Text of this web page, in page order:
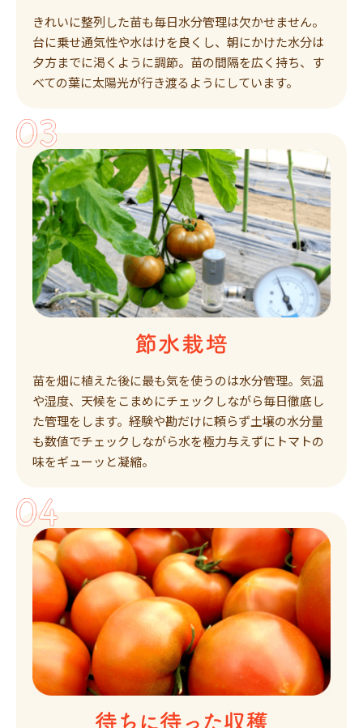
きれいに整列した苗も毎日水分管理は欠かせません。
台に乗せ通気性や水はけを良くし、朝にかけた水分は
夕方までに渇くように調節。苗の間隔を広く持ち、す
べての葉に太陽光が行き渡るようにしています。
苗を畑に植えた後に最も気を使うのは水分管理。気温
や湿度、天候をこまめにチェックしながら毎日徹底し
た管理をします。経験や勘だけに頼らず土壌の水分量
も数値でチェックしながら水を極力与えずにトマトの
味をギューッと凝縮。